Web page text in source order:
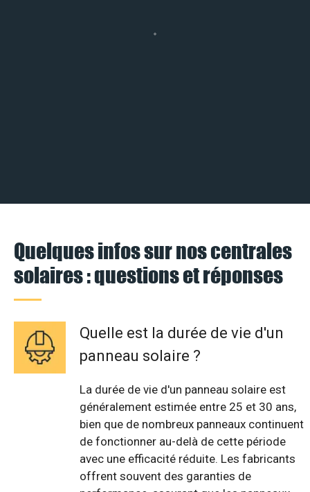
Quelques infos sur nos centrales
solaires : questions et réponses
Quelle est la durée de vie d'un
panneau solaire ?
La durée de vie d'un panneau solaire est
généralement estimée entre 25 et 30 ans,
bien que de nombreux panneaux continuent
de fonctionner au-delà de cette période
avec une efficacité réduite. Les fabricants
offrent souvent des garanties de